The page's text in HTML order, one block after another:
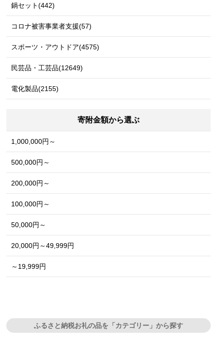
鍋セット(442)
コロナ被害事業者支援(57)
スポーツ・アウトドア(4575)
民芸品・工芸品(12649)
電化製品(2155)
寄附金額から選ぶ
1,000,000円～
500,000円～
200,000円～
100,000円～
50,000円～
20,000円～49,999円
～19,999円
ふるさと納税お礼の品を「カテゴリー」から探す